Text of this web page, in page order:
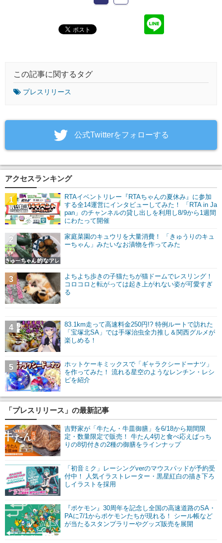
この記事に関するタグ
プレスリリース
‎公式Twitterをフォローする
アクセスランキング
RTAイベントリレー『RTAちゃんの夏休み』に参加
する全14運営にインタビューしてみた！ 「RTA in Ja
pan」のチャンネルの貸し出しを利用し8/9から1週間
にわたって開催
1
家庭菜園のキュウリを大量消費！ 「きゅうりのキュ
ーちゃん」みたいなお漬物を作ってみた
2
よちよち歩きの子猫たちが猫ドームでレスリング！
コロコロと転がっては起き上がれない姿が可愛すぎ
る
3
83.1km走って高速料金250円!? 特例ルートで訪れた
「宝塚北SA」では手塚治虫全力推し＆関西グルメが
楽しめる！
4
ホットケーキミックスで「ギャラクシードーナツ」
を作ってみた！ 流れる星空のようなレンチン・レシ
ピを紹介
5
「プレスリリース」の最新記事
吉野家が「牛たん・牛皿御膳」を6/18から期間限
定・数量限定で販売！ 牛たん4切と食べ応えばっち
りの8切付きの2種の御膳をラインナップ
「初音ミク」レーシングverのマウスパッドが予約受
付中！ 人気イラストレーター・黒星紅白の描き下ろ
しイラストを採用
『ポケモン』30周年を記念し全国の高速道路のSA・
PAに7/1からポケモンたちが現れる！ シール帳など
が当たるスタンプラリーやグッズ販売を展開